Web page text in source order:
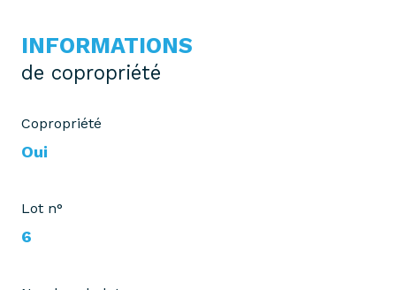
INFORMATIONS
de copropriété
Copropriété
Oui
Lot n°
6